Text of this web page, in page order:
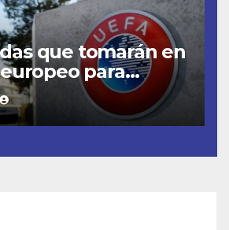
que tomarán en
para
demoras